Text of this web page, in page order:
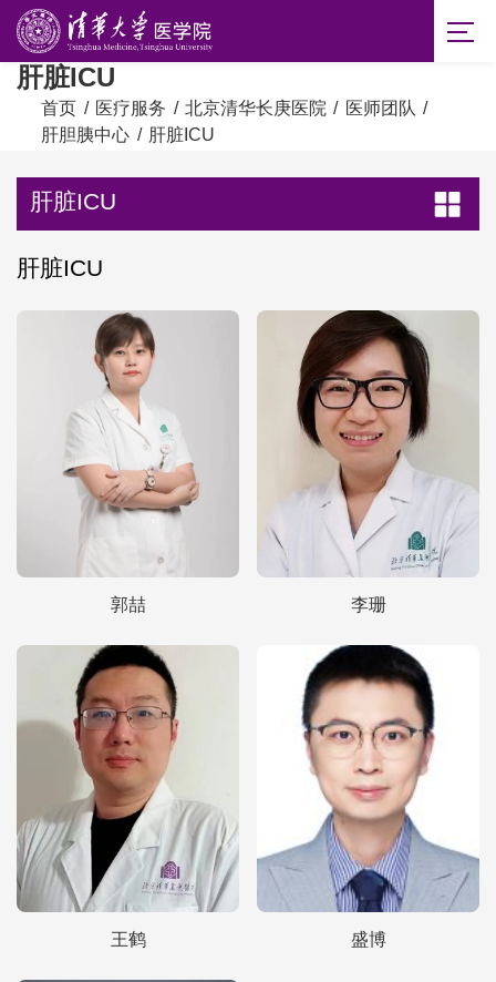
肝脏ICU
首页 / 医疗服务 / 北京清华长庚医院 / 医师团队 /
肝胆胰中心 / 肝脏ICU
肝脏ICU
肝脏ICU
郭喆 李珊
王鹤 盛博